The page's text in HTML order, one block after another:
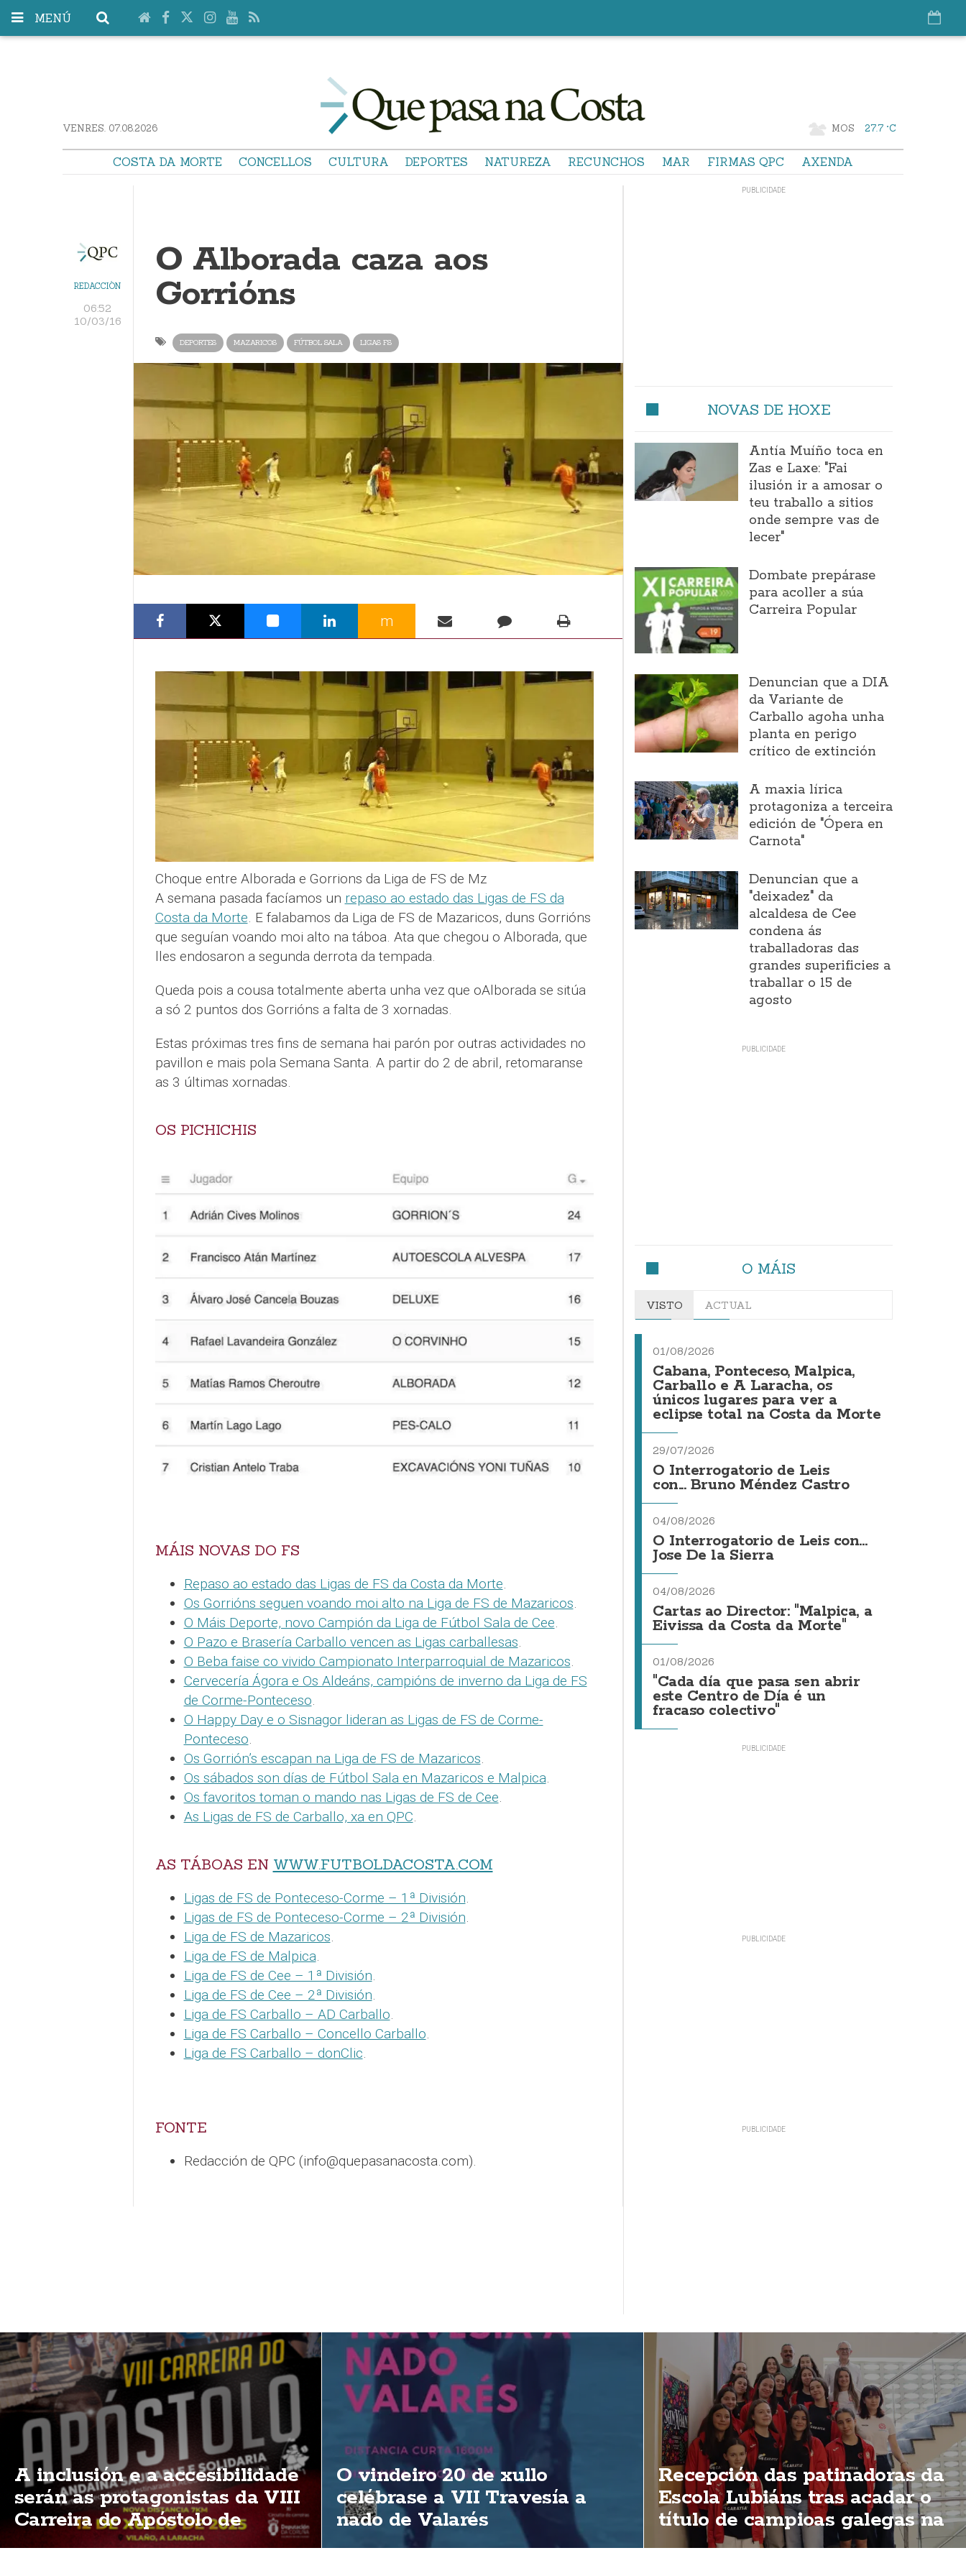
MENÚ
VENRES. 07.08.2026 MOS 27.7 °C
COSTA DA MORTE CONCELLOS CULTURA DEPORTES NATUREZA RECUNCHOS MAR FIRMAS QPC AXENDA
REDACCIÓN
06:52
10/03/16
O Alborada caza aos
Gorrións
DEPORTES MAZARICOS FÚTBOL SALA LIGAS FS
m
Choque entre Alborada e Gorrions da Liga de FS de Mz
A semana pasada facíamos un repaso ao estado das Ligas de FS da
Costa da Morte . E falabamos da Liga de FS de Mazaricos, duns Gorrións
que seguían voando moi alto na táboa. Ata que chegou o Alborada, que
lles endosaron a segunda derrota da tempada.
Queda pois a cousa totalmente aberta unha vez que oAlborada se sitúa
a só 2 puntos dos Gorrións a falta de 3 xornadas.
Estas próximas tres fins de semana hai parón por outras actividades no
pavillon e mais pola Semana Santa. A partir do 2 de abril, retomaranse
as 3 últimas xornadas.
OS PICHICHIS
MÁIS NOVAS DO FS
Repaso ao estado das Ligas de FS da Costa da Morte.
Os Gorrións seguen voando moi alto na Liga de FS de Mazaricos.
O Máis Deporte, novo Campión da Liga de Fútbol Sala de Cee.
O Pazo e Brasería Carballo vencen as Ligas carballesas.
O Beba faise co vivido Campionato Interparroquial de Mazaricos.
Cervecería Ágora e Os Aldeáns, campións de inverno da Liga de FS
de Corme-Ponteceso.
O Happy Day e o Sisnagor lideran as Ligas de FS de Corme-
Ponteceso.
Os Gorrión’s escapan na Liga de FS de Mazaricos.
Os sábados son días de Fútbol Sala en Mazaricos e Malpica.
Os favoritos toman o mando nas Ligas de FS de Cee.
As Ligas de FS de Carballo, xa en QPC.
AS TÁBOAS EN WWW.FUTBOLDACOSTA.COM
Ligas de FS de Ponteceso-Corme – 1ª División.
Ligas de FS de Ponteceso-Corme – 2ª División.
Liga de FS de Mazaricos.
Liga de FS de Malpica.
Liga de FS de Cee – 1ª División.
Liga de FS de Cee – 2ª División.
Liga de FS Carballo – AD Carballo.
Liga de FS Carballo – Concello Carballo.
Liga de FS Carballo – donClic.
FONTE
Redacción de QPC (info@quepasanacosta.com).
NOVAS DE HOXE
Antía Muíño toca en
Zas e Laxe: "Fai
ilusión ir a amosar o
teu traballo a sitios
onde sempre vas de
lecer"
Dombate prepárase
para acoller a súa
Carreira Popular
Denuncian que a DIA
da Variante de
Carballo agoha unha
planta en perigo
crítico de extinción
A maxia lírica
protagoniza a terceira
edición de "Ópera en
Carnota"
Denuncian que a
"deixadez" da
alcaldesa de Cee
condena ás
traballadoras das
grandes superificies a
traballar o 15 de
agosto
O MÁIS
VISTO ACTUAL
01/08/2026
Cabana, Ponteceso, Malpica,
Carballo e A Laracha, os
únicos lugares para ver a
eclipse total na Costa da Morte
29/07/2026
O Interrogatorio de Leis
con... Bruno Méndez Castro
04/08/2026
O Interrogatorio de Leis con...
Jose De la Sierra
04/08/2026
Cartas ao Director: "Malpica, a
Eivissa da Costa da Morte"
01/08/2026
"Cada día que pasa sen abrir
este Centro de Día é un
fracaso colectivo"
A inclusión e a accesibilidade
serán as protagonistas da VIII
Carreira do Apóstolo de
Vilaño
O vindeiro 20 de xullo
celébrase a VII Travesía a
nado de Valarés
Recepción das patinadoras da
Escola Lubiáns tras acadar o
título de campioas galegas na
modalidas "ShoW"